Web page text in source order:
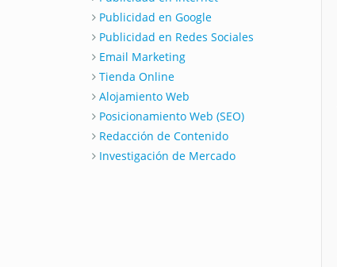
Publicidad en Google
Publicidad en Redes Sociales
Email Marketing
Tienda Online
Alojamiento Web
Posicionamiento Web (SEO)
Redacción de Contenido
Investigación de Mercado